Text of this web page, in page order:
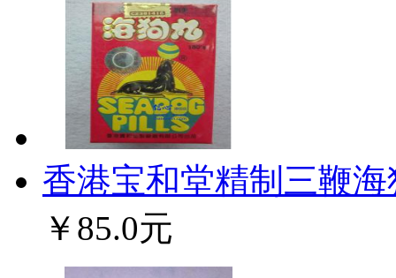
香港宝和堂精制三鞭海
￥85.0元